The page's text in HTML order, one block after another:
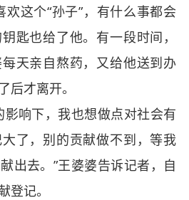
欢这个“孙子”，有什么事都会
匙也给了他。有一段时间，
天亲自熬药，又给他送到办
后才离开。
响下，我也想做点对社会有
了，别的贡献做不到，等我
出去。”王婆婆告诉记者，自
登记。